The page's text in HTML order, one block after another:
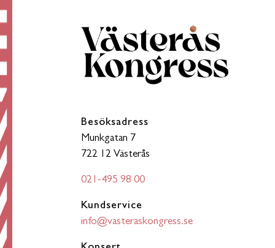
Besöksadress
Munkgatan 7
722 12 Västerås
021-495 98 00
Kundservice
info@vasteraskongress.se